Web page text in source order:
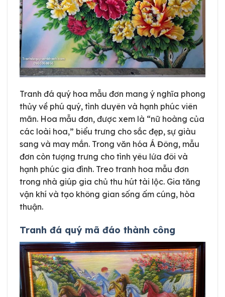
Tranh đá quý hoa mẫu đơn mang ý nghĩa phong
thủy về phú quý, tình duyên và hạnh phúc viên
mãn. Hoa mẫu đơn, được xem là “nữ hoàng của
các loài hoa,” biểu trưng cho sắc đẹp, sự giàu
sang và may mắn. Trong văn hóa Á Đông, mẫu
đơn còn tượng trưng cho tình yêu lứa đôi và
hạnh phúc gia đình. Treo tranh hoa mẫu đơn
trong nhà giúp gia chủ thu hút tài lộc. Gia tăng
vận khí và tạo không gian sống ấm cúng, hòa
thuận.
Tranh đá quý mã đáo thành công